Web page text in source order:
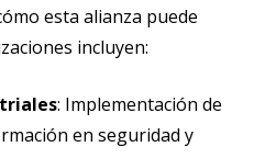
esta alianza puede
incluyen:
: Implementación de
en seguridad y